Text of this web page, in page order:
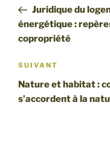
l’article
précédent
Juridique du
énergétique :
copropriété
Article
suivant
SUIVANT
Nature et habitat :
s’accordent à la